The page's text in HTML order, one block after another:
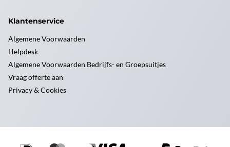
Klantenservice
Algemene Voorwaarden
Helpdesk
Algemene Voorwaarden Bedrijfs- en Groepsuitjes
Vraag offerte aan
Privacy & Cookies